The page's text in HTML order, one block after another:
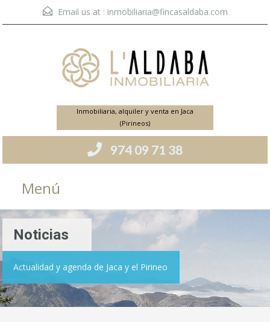
Email us at : inmobiliaria@fincasaldaba.com
Inmobiliaria, alquiler y venta en Jaca
(Pirineos)
974 09 71 38
Menú
Noticias
Actualidad y agenda de Jaca y el Pirineo